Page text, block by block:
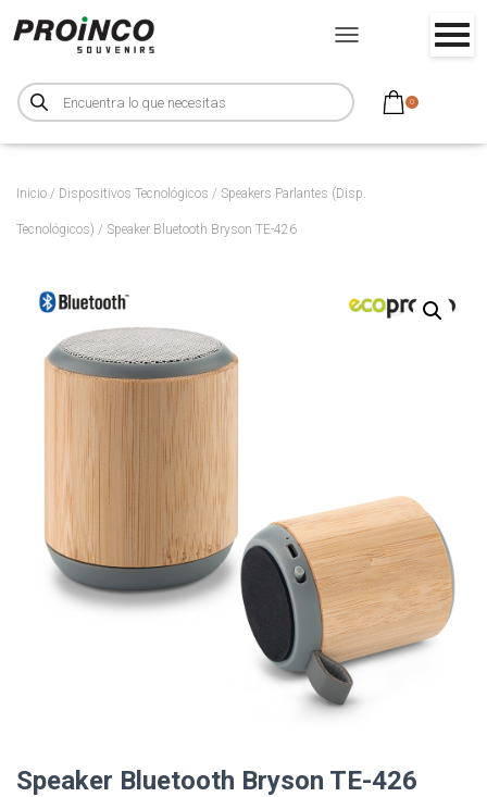
B
ú
s
u
d
r
0
CAMBIAR MODO DE
Inicio / Dispositivos Tecnológicos / Speakers Parlantes (Disp.
Tecnológicos) / Speaker Bluetooth Bryson TE-426
Speaker Bluetooth Bryson TE-426